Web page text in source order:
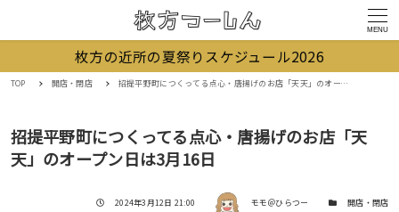
MENU
枚方の近所の夏祭りスケジュール2026
TOP 開店・閉店 招提平野町につくってる点心・唐揚げのお店「天天」のオープン日は3月16日
招提平野町につくってる点心・唐揚げのお店「天
天」のオープン日は3月16日
投稿日
2024年3月12日 21:00 著者 モモ＠ひらつー カテゴリー開店・閉店